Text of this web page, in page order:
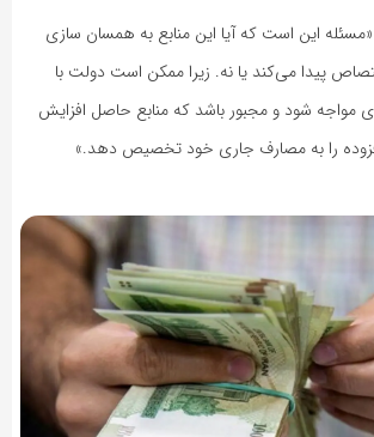
«مسئله این است که آیا این منابع به همسان سازی
پیدا می‌کند یا نه. زیرا ممکن است دولت با
مواجه شود و مجبور باشد که منابع حاصل افزایش
را به مصارف جاری خود تخصیص دهد.»